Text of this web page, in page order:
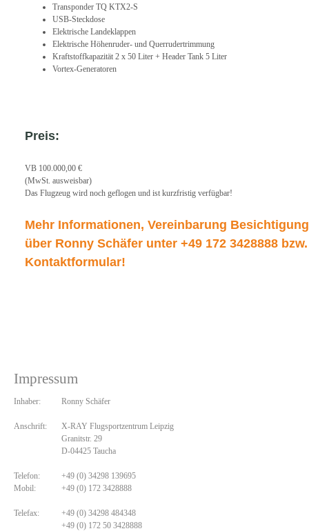
Transponder TQ KTX2-S
USB-Steckdose
Elektrische Landeklappen
Elektrische Höhenruder- und Querrudertrimmung
Kraftstoffkapazität 2 x 50 Liter + Header Tank 5 Liter
Vortex-Generatoren
Preis:
VB 100.000,00 €
(MwSt. ausweisbar)
Das Flugzeug wird noch geflogen und ist kurzfristig verfügbar!
Mehr Informationen, Vereinbarung
über Ronny Schäfer unter +49 172 3428888
Kontaktformular!
Impressum
Inhaber: Ronny Schäfer
Anschrift:
X-RAY Flugsportzentrum Leipzig
Granitstr. 29
D-04425 Taucha
Telefon:
+49 (0) 34298 139695
Mobil:
+49 (0) 172 3428888
Telefax:
+49 (0) 34298 484348
+49 (0) 172 50 3428888